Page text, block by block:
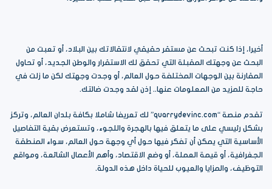
أخيرا، إذا كنت تبحث عن مستقر حقيقي لانتقالاتك بين البلاد، أو تعبت من
البحث عن وجهتك المقبلة التي تحقق لك الاستقرار والوطن الجديد، أو تحاول
المقارنة بين الوجهات المختلفة حول العالم، أو وجدت وجهتك لكن ما زلت في
حاجة للمزيد من المعلومات عنها.. إذن لقد وجدت ضالتك.
تقدم منصة “quarrydevinc.com” لك تعريفا شاملا بكافة بلدان العالم، وتركز
بشكل رئيسي على ما يتعلق فيها بالهجرة واللجوء، وتستعرض بقية التفاصيل
الأساسية التي يمكن أن تفكر فيها حول أي وجهة حول العالم، سواء المنطقة
الجغرافية، أو قيمة العملة، أو وضع الاقتصاد، وأهم الأعمال الشائعة، ومواقع
التوظيف، والمزايا والعيوب للحياة داخل هذه الدولة.